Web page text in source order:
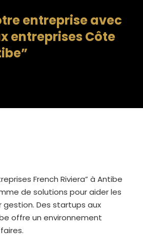
entreprise avec
entreprises Côte
French Riviera” à Antibe
de solutions pour aider les
gestion. Des startups aux
offre un environnement